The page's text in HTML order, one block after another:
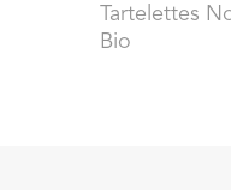
Tartelettes
Bio